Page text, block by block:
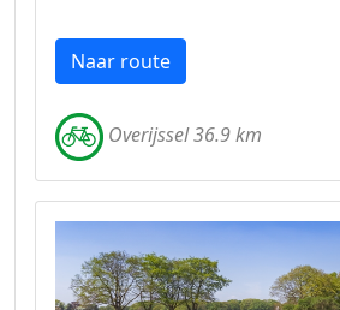
Naar route
Overijssel 36.9 km